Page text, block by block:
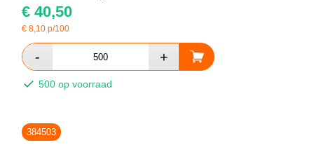
€ 40,50
€8,10 p/100
500 op voorraad
384503